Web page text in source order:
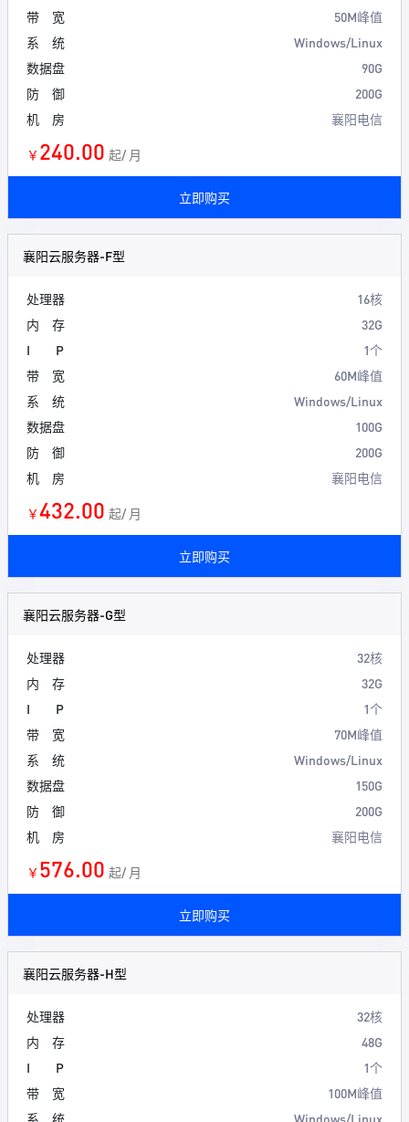
带 宽
50M峰值
系 统
Windows/Linux
数据盘
90G
防 御
200G
机 房
襄阳电信
￥ 240.00 起/ 月
立即购买
襄阳云服务器-F型
处理器
16核
内 存
32G
I P
1个
带 宽
60M峰值
系 统
Windows/Linux
数据盘
100G
防 御
200G
机 房
襄阳电信
￥432.00 起/ 月
立即购买
襄阳云服务器-G型
处理器
32核
内 存
32G
I P
1个
带 宽
70M峰值
系 统
Windows/Linux
数据盘
150G
防 御
200G
机 房
襄阳电信
￥ 576.00 起/ 月
立即购买
襄阳云服务器-H型
处理器
32核
内 存
48G
I P
1个
带 宽
100M峰值
系 统
Windows/Linux